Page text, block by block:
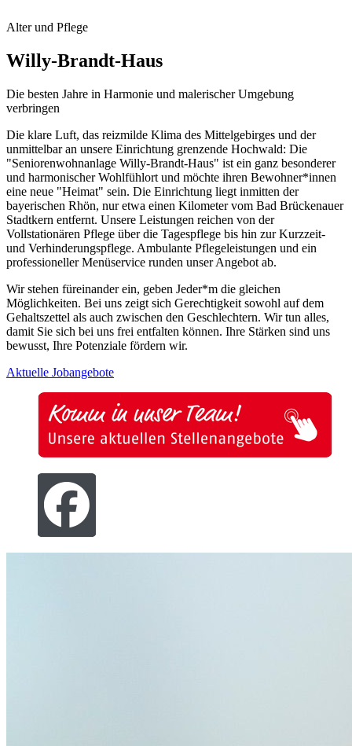
Alter und Pflege
Willy-Brandt-Haus
Die besten Jahre in Harmonie und malerischer Umgebung
verbringen
Die klare Luft, das reizmilde Klima des Mittelgebirges und der
unmittelbar an unsere Einrichtung grenzende Hochwald: Die
"Seniorenwohnanlage Willy-Brandt-Haus" ist ein ganz besonderer
und harmonischer Wohlfühlort und möchte ihren Bewohner*innen
eine neue "Heimat" sein. Die Einrichtung liegt inmitten der
bayerischen Rhön, nur etwa einen Kilometer vom Bad Brückenauer
Stadtkern entfernt. Unsere Leistungen reichen von der
Vollstationären Pflege über die Tagespflege bis hin zur Kurzzeit-
und Verhinderungspflege. Ambulante Pflegeleistungen und ein
professioneller Menüservice runden unser Angebot ab.
Wir stehen füreinander ein, geben Jeder*m die gleichen
Möglichkeiten. Bei uns zeigt sich Gerechtigkeit sowohl auf dem
Gehaltszettel als auch zwischen den Geschlechtern. Wir tun alles,
damit Sie sich bei uns frei entfalten können. Ihre Stärken sind uns
bewusst, Ihre Potenziale fördern wir.
Aktuelle Jobangebote